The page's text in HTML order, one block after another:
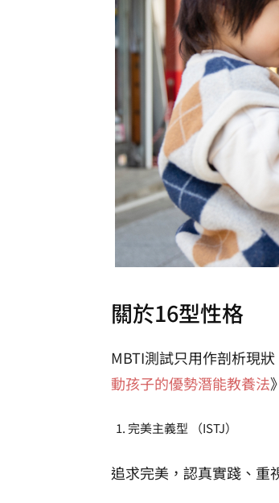
關於16型性格
MBTI測試只用作剖析現
動孩子的優勢潛能教養法
完美主義型 （ISTJ）
追求完美，認真實踐、重